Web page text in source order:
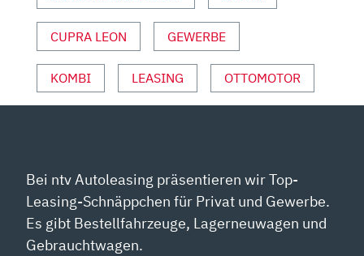
REVIEW,
FAHRBERICHT“
YOUTUBE
ANZEIGEN
CUPRA LEON GEWERBE
KOMBI LEASING OTTOMOTOR
Bei ntv Autoleasing präsentieren wir Top-
Leasing-Schnäppchen für Privat und Gewerbe.
Es gibt Bestellfahrzeuge, Lagerneuwagen und
Gebrauchtwagen.